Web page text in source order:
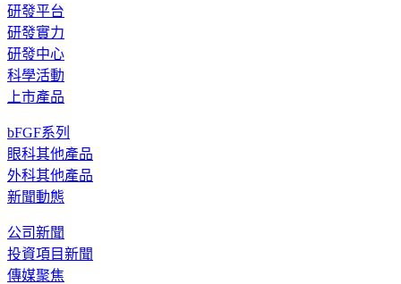
研發平台
研發實力
研發中心
科學活動
上市產品
bFGF系列
眼科其他產品
外科其他產品
新聞動態
公司新聞
投資項目新聞
傳媒聚焦